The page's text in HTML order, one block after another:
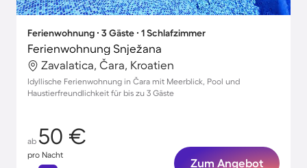
Ferienwohnung ∙ 3 Gäste ∙ 1 Schlafzimmer
Ferienwohnung Snježana
Zavalatica, Čara, Kroatien
Idyllische Ferienwohnung in Čara mit Meerblick, Pool und
Haustierfreundlichkeit für bis zu 3 Gäste
ab 50 €
pro Nacht
Zum Angebot